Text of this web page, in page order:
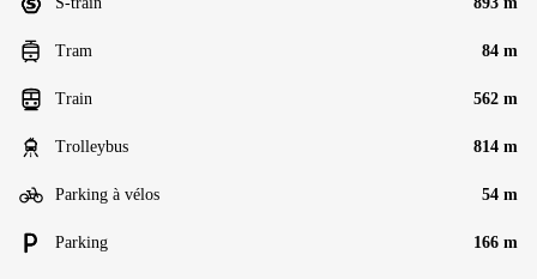
Tram 84 m
Train 562 m
Trolleybus 814 m
Parking à vélos 54 m
Parking 166 m